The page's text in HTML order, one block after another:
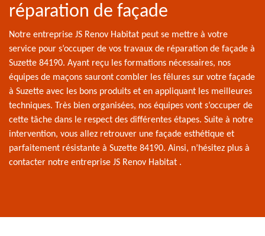
réparation de façade
Notre entreprise JS Renov Habitat peut se mettre à votre
service pour s’occuper de vos travaux de réparation de façade à
Suzette 84190. Ayant reçu les formations nécessaires, nos
équipes de maçons sauront combler les fêlures sur votre façade
à Suzette avec les bons produits et en appliquant les meilleures
techniques. Très bien organisées, nos équipes vont s’occuper de
cette tâche dans le respect des différentes étapes. Suite à notre
intervention, vous allez retrouver une façade esthétique et
parfaitement résistante à Suzette 84190. Ainsi, n’hésitez plus à
contacter notre entreprise JS Renov Habitat .